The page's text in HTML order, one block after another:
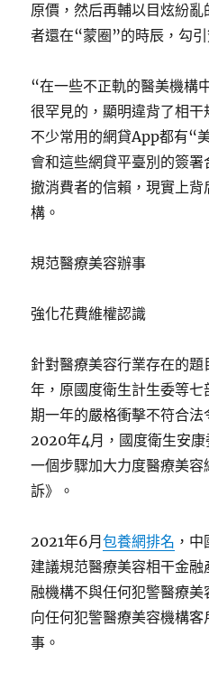
原價，然后再輔以目炫紛
者還在“蒙圈”的時辰，勾引
“在一些不正軌的醫美機構
很罕見的，顯明違背了相
不少常用的網貸App都有“
會和這些網貸平臺別的簽
撤消費者的信賴，現實上
構。
規范醫療美容辦事
強化花費維權認識
針對醫療美容行業存在的
年，原國度衛生計生委等
期一年的嚴格衝擊不符合法
2020年4月，國度衛生安
一個步驟加大力度醫療美
訴》。
2021年6月包養網排名 ，
建議規范醫療美容相干金
融機構不與任何犯警醫療
向任何犯警醫療美容機構
事。